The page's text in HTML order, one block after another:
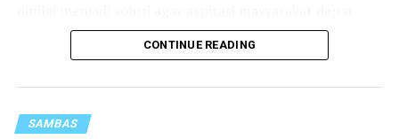
melakukan pemantauan dan siap mengambil langkah
cepat apabila kondisi cuaca dan lingkungan
diperjuangkan secara lebih optimal.
terhadap wacana pemekaran Dapil Kalbar III. Salah satu
alasannya adalah dalam rangka mempercepat
pemerataan pembangunan, khususnya di bidang
CONTINUE READING
SAMBAS